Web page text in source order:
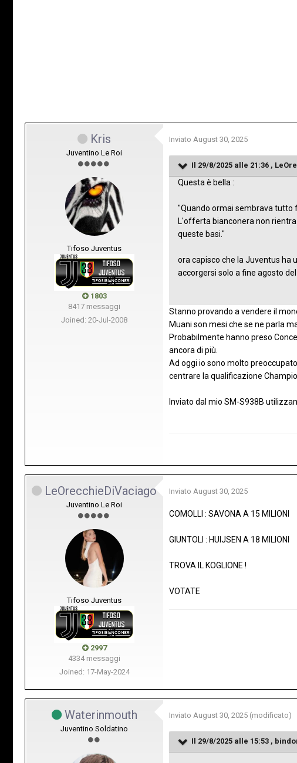
Kris
Juventino Le Roi
Tifoso Juventus
1803
8417 messaggi
Joined: 20-Jul-2008
Inviato August 30, 2025
Il 29/8/2025 alle 21:36 ,
Questa è bella :
"Quando ormai sembrava tutto
L'offerta bianconera non
queste basi."
ora capisco che la Juventus ha
accorgersi solo a fine agosto
Stanno provando a vendere il
Muani son mesi che se ne parla
Probabilmente hanno preso
ancora di più.
Ad oggi io sono molto
centrare la qualificazione
Inviato dal mio SM-S938B
LeOrecchieDiVaciago
Juventino Le Roi
Tifoso Juventus
2997
4334 messaggi
Joined: 17-May-2024
Inviato August 30, 2025
COMOLLI : SAVONA A 15 MILIONI
GIUNTOLI : HUIJSEN A 18 MILIONI
TROVA IL KOGLIONE !
VOTATE
Waterinmouth
Juventino Soldatino
Inviato August 30, 2025 (modificato)
Il 29/8/2025 alle 15:53 ,